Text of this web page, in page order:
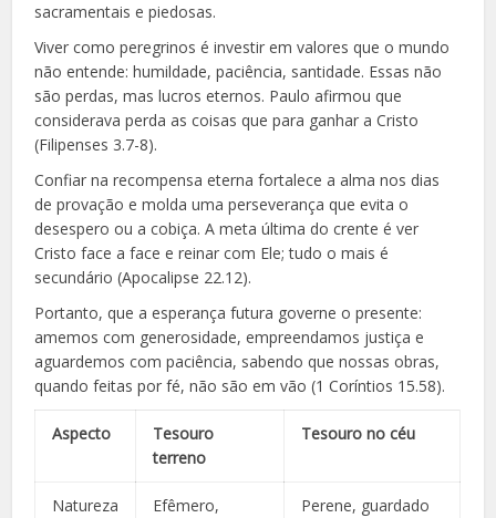
sacramentais e piedosas.
Viver como peregrinos é investir em valores que o mundo
não entende: humildade, paciência, santidade. Essas não
são perdas, mas lucros eternos. Paulo afirmou que
considerava perda as coisas que para ganhar a Cristo
(Filipenses 3.7-8).
Confiar na recompensa eterna fortalece a alma nos dias
de provação e molda uma perseverança que evita o
desespero ou a cobiça. A meta última do crente é ver
Cristo face a face e reinar com Ele; tudo o mais é
secundário (Apocalipse 22.12).
Portanto, que a esperança futura governe o presente:
amemos com generosidade, empreendamos justiça e
aguardemos com paciência, sabendo que nossas obras,
quando feitas por fé, não são em vão (1 Coríntios 15.58).
Aspecto
Tesouro
terreno
Tesouro no céu
Natureza
Efêmero,
Perene, guardado